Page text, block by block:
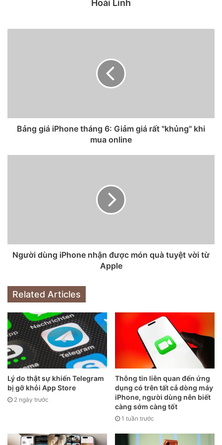
Đây là một màu khá sáng và nổi bật. Apple thường chia màu
đại diện thành 2 trường phái khác nhau, ví dụ như màu
và iPhone 12 Pro Max có màu nhạt hơn so với màu “Xanh
dương” – Blue của iPhone 12 và iPhone 12 mini. Tình trạng
tương tự cũng diễn ra trong “gia đình” iPhone 11 (“Midnight
chất liệu ở mặt lưng của phiên bản thường và Pro cũng
Hoài Linh
Bảng giá iPhone tháng 6: Giảm giá rất "khủng" khi
mua online
Người dùng iPhone nhận được món quà tuyệt vời từ
Apple
Related Articles
Lý do thật sự khiến Telegram
bị gỡ khỏi App Store
2 ngày trước
Thông tin liên quan đến ứng
dụng có trên tất cả dòng máy
iPhone, người dùng nên biết
càng sớm càng tốt
1 tuần trước